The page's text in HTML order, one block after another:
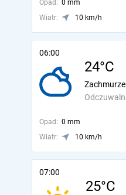
Opad: 0 mm
Wiatr:
10 km/h
06:00
24°C
Opad: 0 mm
Wiatr:
10 km/h
07:00
25°C